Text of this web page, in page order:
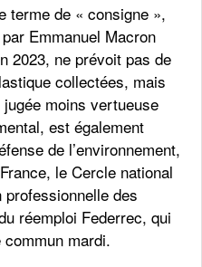
terme de « consigne »,
Emmanuel Macron
2023, ne prévoit pas de
collectées, mais
moins vertueuse
est également
de l’environnement,
le Cercle national
professionnelle des
réemploi Federrec, qui
mardi.